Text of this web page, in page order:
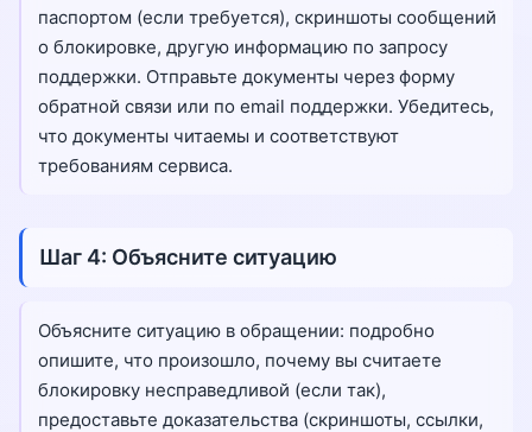
паспортом (если требуется), скриншоты сообщений
о блокировке, другую информацию по запросу
поддержки. Отправьте документы через форму
обратной связи или по email поддержки. Убедитесь,
что документы читаемы и соответствуют
требованиям сервиса.
Шаг 4: Объясните ситуацию
Объясните ситуацию в обращении: подробно
опишите, что произошло, почему вы считаете
блокировку несправедливой (если так),
предоставьте доказательства (скриншоты, ссылки,